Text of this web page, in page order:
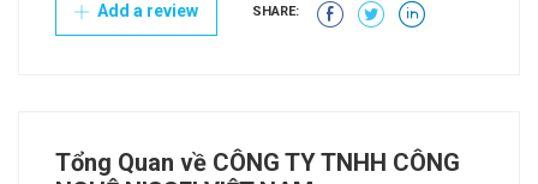
Add a review SHARE:
Tổng Quan về CÔNG TY TNHH CÔNG